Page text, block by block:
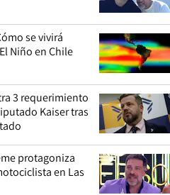
se vivirá
Niño en Chile
3 requerimiento
Kaiser tras
protagoniza
en Las